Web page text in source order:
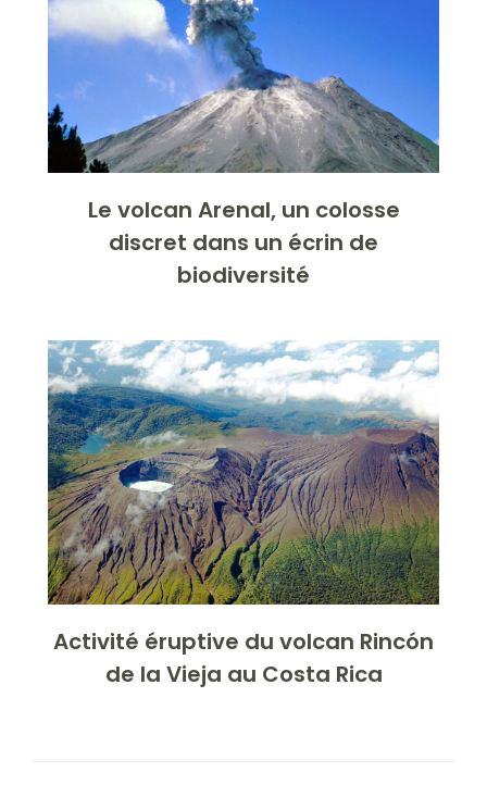
Le volcan Arenal, un colosse
discret dans un écrin de
biodiversité
Activité éruptive du volcan Rincón
de la Vieja au Costa Rica